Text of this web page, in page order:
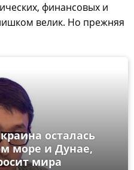
финансовых и
велик. Но прежняя
осталась
море и Дунае,
мира